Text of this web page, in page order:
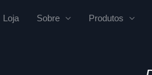
Loja Sobre Produtos